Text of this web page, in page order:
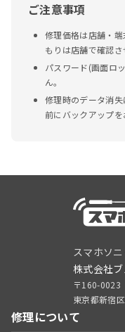
ご注意事項
修理価格は店舗・
もりは店舗で確認さ
パスワード(画面ロ
ん。
修理時のデータ消
前にバックアップを
スマホソニ
株式会社
〒160-0023
東京都新宿
修理について